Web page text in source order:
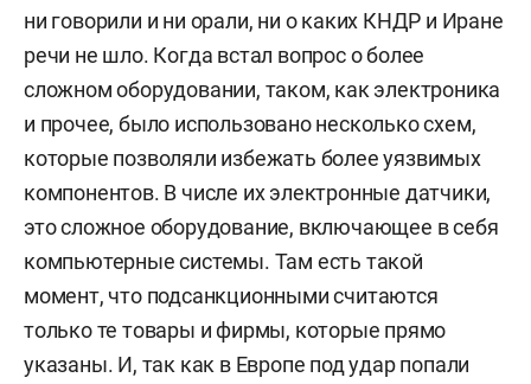
ни говорили и ни орали, ни о каких КНДР и Иране
речи не шло. Когда встал вопрос о более
сложном оборудовании, таком, как электроника
и прочее, было использовано несколько схем,
которые позволяли избежать более уязвимых
компонентов. В числе их электронные датчики,
это сложное оборудование, включающее в себя
компьютерные системы. Там есть такой
момент, что подсанкционными считаются
только те товары и фирмы, которые прямо
указаны. И, так как в Европе под удар попали